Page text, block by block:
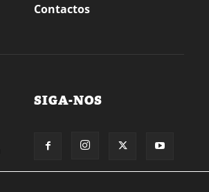
Contactos
SIGA-NOS